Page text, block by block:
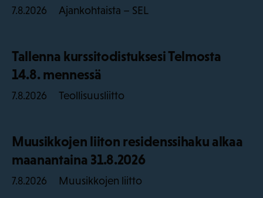
7.8.2026 Ajankohtaista – SEL
Tallenna kurssitodistuksesi Telmosta
14.8. mennessä
7.8.2026 Teollisuusliitto
Muusikkojen liiton residenssihaku alkaa
maanantaina 31.8.2026
7.8.2026 Muusikkojen liitto